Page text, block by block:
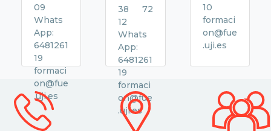
09
Whats
App:
6481261
19
formaci
on@fue
.uji.es
38 72
12
Whats
App:
6481261
19
formaci
on@fue
.uji.es
10
formaci
on@fue
.uji.es